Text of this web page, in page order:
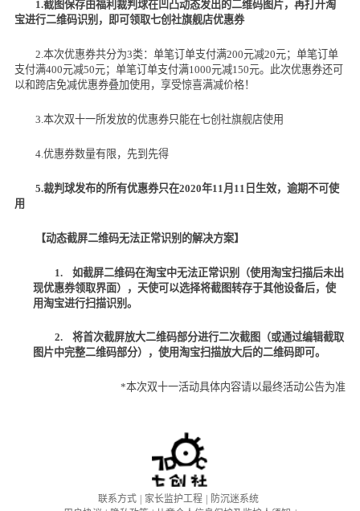
1.截图保存由福利裁判球在凹凸动态发出的二维码图片，再打开淘
宝进行二维码识别，即可领取七创社旗舰店优惠券
2.本次优惠券共分为3类：单笔订单支付满200元减20元；单笔订单
支付满400元减50元；单笔订单支付满1000元减150元。此次优惠券还可
以和跨店免减优惠券叠加使用，享受惊喜满减价格！
3.本次双十一所发放的优惠券只能在七创社旗舰店使用
4.优惠券数量有限，先到先得
5.裁判球发布的所有优惠券只在2020年11 月 11 日生效，逾期不可使
用
【动态截屏二维码无法正常识别的解决方案】
1. 如截屏二维码在淘宝中无法正常识别（使用淘宝扫描后未出
现优惠券领取界面），天使可以选择将截图转存于其他设备后，使
用淘宝进行扫描识别。
2. 将首次截屏放大二维码部分进行二次截图（或通过编辑截取
图片中完整二维码部分），使用淘宝扫描放大后的二维码即可。
*本次双十一活动具体内容请以最终活动公告为准
联系方式 家长监护工程
防沉迷系统